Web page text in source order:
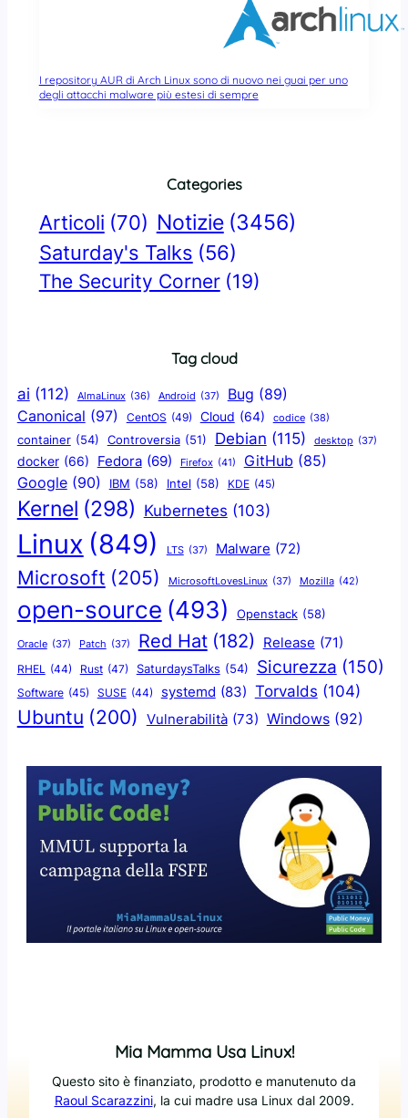
I repository AUR di Arch Linux sono di nuovo nei guai per uno
degli attacchi malware più estesi di sempre
Categories
Articoli (70) Notizie (3456)
Saturday's Talks (56)
The Security Corner (19)
Tag cloud
ai (112) AlmaLinux (36) Android (37) Bug (89)
Canonical (97) CentOS (49) Cloud (64) codice (38)
container (54) Controversia (51) Debian (115) desktop (37)
docker (66) Fedora (69) Firefox (41) GitHub (85)
Google (90) IBM (58) Intel (58) KDE (45)
Kernel (298) Kubernetes (103)
Linux (849) LTS (37) Malware (72)
Microsoft (205) MicrosoftLovesLinux (37) Mozilla (42)
open-source (493) Openstack (58)
Oracle (37) Patch (37) Red Hat (182) Release (71)
RHEL (44) Rust (47) SaturdaysTalks (54) Sicurezza (150)
Software (45) SUSE (44) systemd (83) Torvalds (104)
Ubuntu (200) Vulnerabilità (73) Windows (92)
Mia Mamma Usa Linux!
Questo sito è finanziato, prodotto e manutenuto da
Raoul Scarazzini, la cui madre usa Linux dal 2009.